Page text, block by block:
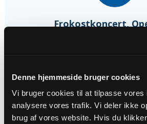
Denne hjemmeside bruger cookies
Vi bruger cookies til at tilpasse vores
analysere vores trafik. Vi deler ikke
brug af vores website. Hvis du klikker
Frokostkoncert,